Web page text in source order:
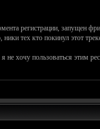
регистрации, запущен
тех кто покинул этот
хочу пользоваться этим